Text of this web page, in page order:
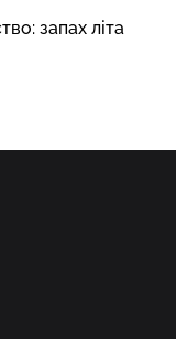
запах літа